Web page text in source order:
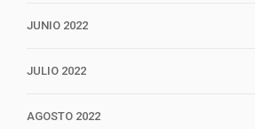
JUNIO 2022
JULIO 2022
AGOSTO 2022